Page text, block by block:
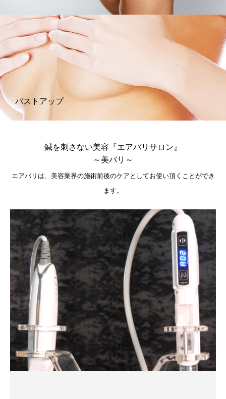
バストアップ
鍼を刺さない美容『エアバリサロン』
～美バリ～
エアバリは、美容業界の施術前後のケアとしてお使い頂くことができ
ます。